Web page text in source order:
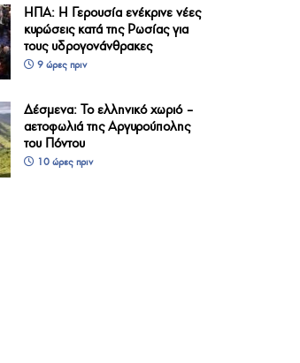
ΗΠΑ: Η Γερουσία ενέκρινε νέες
κυρώσεις κατά της Ρωσίας για
τους υδρογονάνθρακες
9 ώρες πριν
Δέσμενα: Το ελληνικό χωριό –
αετοφωλιά της Αργυρούπολης
του Πόντου
10 ώρες πριν